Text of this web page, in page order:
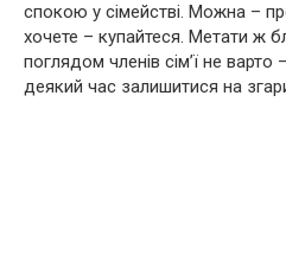
спокою у сімействі. Можна –
хочете – купайтеся. Метати ж
поглядом членів сім’ї не
деякий час залишитися на